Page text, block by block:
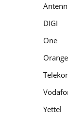
DIGI
One
Orange
Yettel